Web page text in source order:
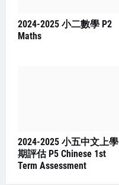
2024-2025 小二數學 P2
Maths
2024-2025 小五中文上學
期評估 P5 Chinese 1st
Term Assessment